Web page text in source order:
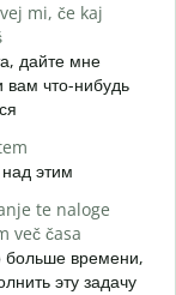
mi, če kaj
дайте мне
вам что-нибудь
этим
te naloge
več časa
времени,
эту задачу